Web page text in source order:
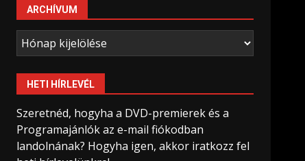
ARCHÍVUM
Archívum
HETI HÍRLEVÉL
Szeretnéd, hogyha a DVD-premierek és a
Programajánlók az e-mail fiókodban
landolnának? Hogyha igen, akkor iratkozz fel